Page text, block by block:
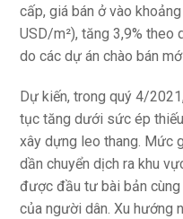
cấp, giá bán ở vào
USD/m²), tăng 3,9% theo
do các dự án chào bán
Dự kiến, trong quý 4/
tục tăng dưới sức ép
xây dựng leo thang. Mức
dần chuyển dịch ra khu
được đầu tư bài bản
của người dân. Xu hướng